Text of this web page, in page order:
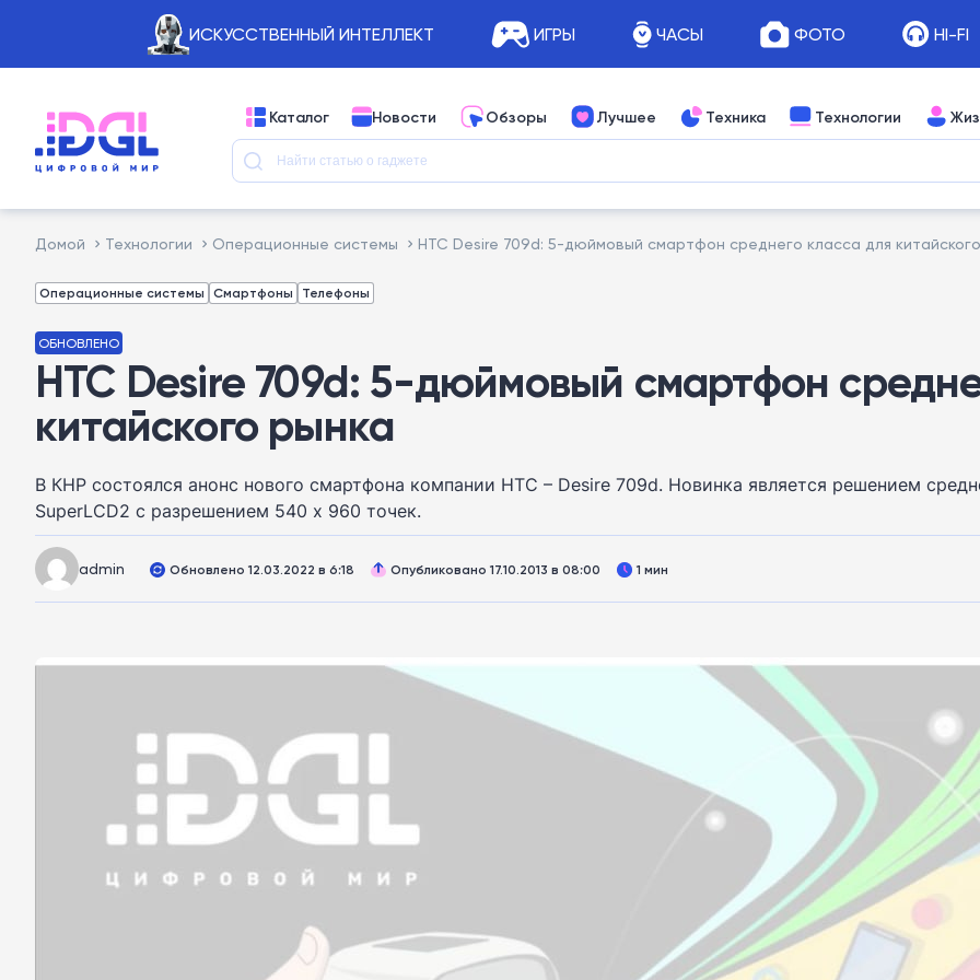
ИСКУССТВЕННЫЙ ИНТЕЛЛЕКТ ИГРЫ ЧАСЫ ФОТО HI-FI
Каталог Новости Обзоры Лучшее Техника Технологии
Домой Технологии Операционные системы HTC Desire 709d: 5-дюймовый смартфон среднего класса для
Операционные системы Смартфоны Телефоны
ОБНОВЛЕНО
HTC Desire 709d: 5-дюймовый смартфон
китайского рынка
В КНР состоялся анонс нового смартфона компании HTC – Desire 709d. Новинка является решением
SuperLCD2 с разрешением 540 х 960 точек.
admin Обновлено 12.03.2022 в 6:18 Опубликовано 17.10.2013 в 08:00 1 мин